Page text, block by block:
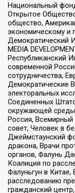
Национальный
Открытое
общество,
экономическому и
Демократический
MEDIA
Республиканский
современной
сотрудничества,
Демократические
электоральных
Соединенных
окружающей среды
Россия, Всемирный
совет, Человек в
Джеймстаунский
дракона, Врачи
органов, Фалунь
Коалиция по
Фалуньгун в Китае,
расследованию
гражданский